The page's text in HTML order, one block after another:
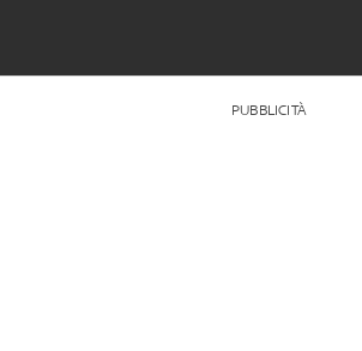
PUBBLICITÀ